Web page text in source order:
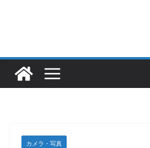
カメラ・写真